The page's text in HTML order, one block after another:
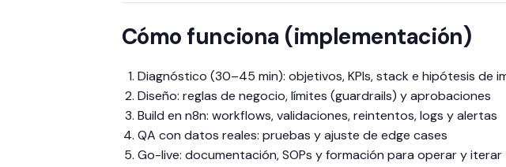
Cómo funciona (implementación)
Diagnóstico (30–45 min): objetivos, KPIs, stack e hipótesis de
Diseño: reglas de negocio, límites (guardrails) y aprobaciones
Build en n8n: workflows, validaciones, reintentos, logs y alertas
QA con datos reales: pruebas y ajuste de edge cases
Go-live: documentación, SOPs y formación para operar y iterar